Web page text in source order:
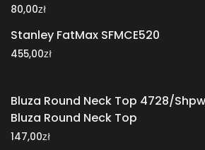
80,00zł
Stanley FatMax SFMCE520
455,00zł
Bluza Round Neck Top 4728/
Bluza Round Neck Top
147,00zł